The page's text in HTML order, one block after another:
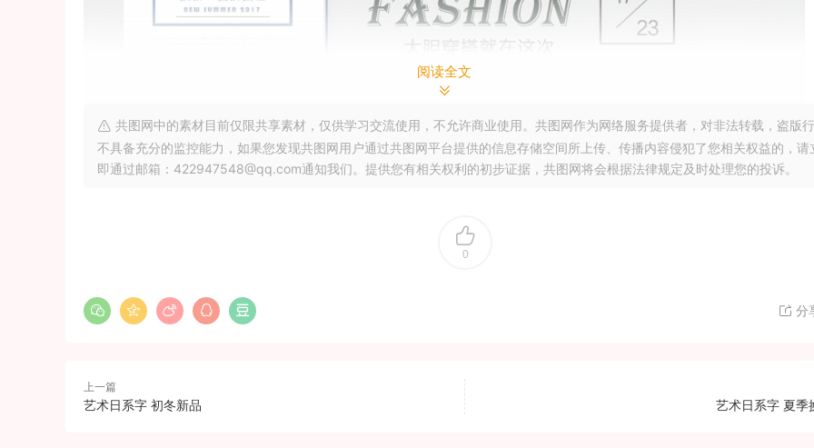
阅读全文
共图网中的素材目前仅限共享素材，仅供学习交流使用，不允许商业使用。共图网作为网络服务提供者，对非法转载，盗版
不具备充分的监控能力，如果您发现共图网用户通过共图网平台提供的信息存储空间所上传、传播内容侵犯了您相关权益的，请
即通过邮箱：422947548@qq.com通知我们。提供您有相关权利的初步证据，共图网将会根据法律规定及时处理您的投诉。
0
分
上一篇
艺术日系字 初冬新品 艺术日系字 夏季